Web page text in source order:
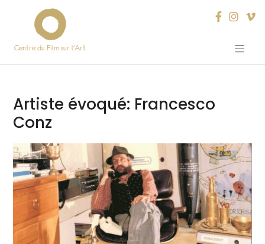
Centre du Film sur l’Art
Artiste évoqué: Francesco
Conz